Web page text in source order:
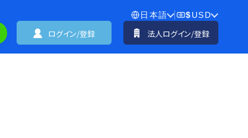
日本語 $USD
ログイン/登録 法人ログイン/登録